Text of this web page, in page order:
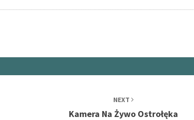
NEXT
Kamera Na Żywo Ostrołęka